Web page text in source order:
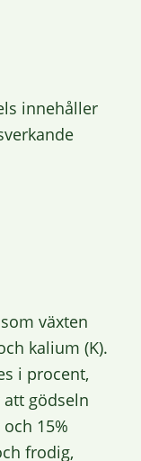
innehåller
växten
kalium (K).
i procent,
att gödseln
15%
frodig,